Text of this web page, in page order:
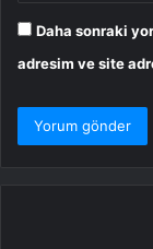
Daha sonraki
adresim ve site